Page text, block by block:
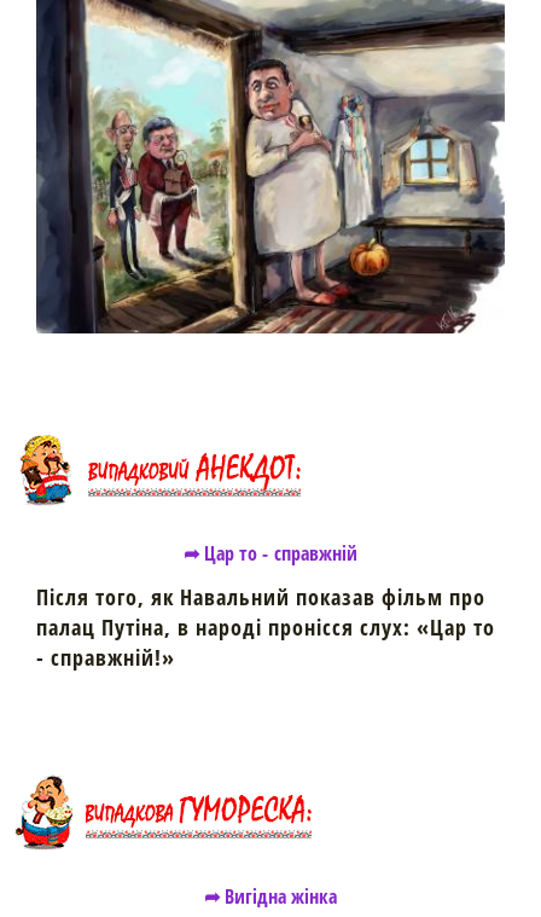
➦ Цар то - справжній
Після того, як Навальний показав фільм про
палац Путіна, в народі пронісся слух: «Цар то
- справжній!»
➦ Вигідна жінка